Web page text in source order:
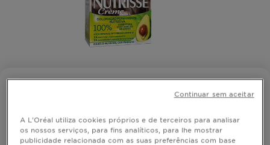
A L'Oréal utiliza cookies próprios e de terceiros para analisar
os nossos serviços, para fins analíticos, para lhe mostrar
publicidade relacionada com as suas preferências com base
Continuar sem aceitar